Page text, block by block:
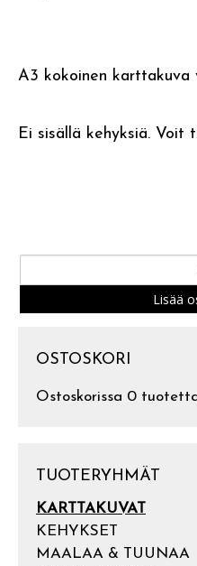
A3 kokoinen karttakuva
Ei sisällä kehyksiä. Voit
OSTOSKORI
Ostoskorissa 0
TUOTERYHMÄT
KARTTAKUVAT
KEHYKSET
MAALAA & TUUNAA